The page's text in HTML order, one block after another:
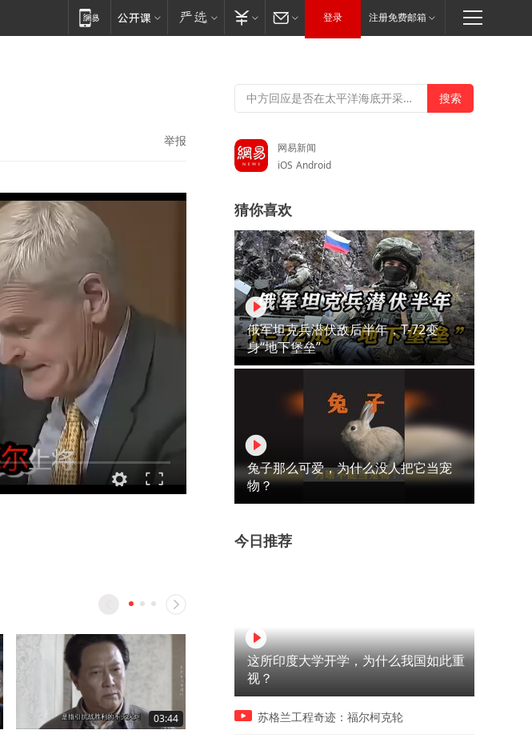
登录 注册免费邮箱
举报
03:44 03:30
网易新闻
iOS Android
猜你喜欢
俄军坦克兵潜伏敌后半年，T-72变
身“地下堡垒”
兔子那么可爱，为什么没人把它当宠
物？
今日推荐
这所印度大学开学，为什么我国如此重
视？
苏格兰工程奇迹：福尔柯克轮